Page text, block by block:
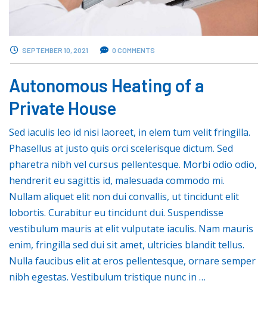
SEPTEMBER 10, 2021 0 COMMENTS
Autonomous Heating of a
Private House
Sed iaculis leo id nisi laoreet, in elem tum velit fringilla.
Phasellus at justo quis orci scelerisque dictum. Sed
pharetra nibh vel cursus pellentesque. Morbi odio odio,
hendrerit eu sagittis id, malesuada commodo mi.
Nullam aliquet elit non dui convallis, ut tincidunt elit
lobortis. Curabitur eu tincidunt dui. Suspendisse
vestibulum mauris at elit vulputate iaculis. Nam mauris
enim, fringilla sed dui sit amet, ultricies blandit tellus.
Nulla faucibus elit at eros pellentesque, ornare semper
nibh egestas. Vestibulum tristique nunc in …